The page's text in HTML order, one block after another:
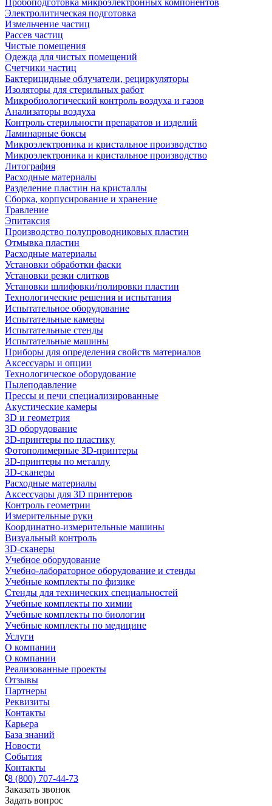
Пробоподготовка микроэлектронных компонентов
Электролитическая подготовка
Измельчение частиц
Рассев частиц
Чистые помещения
Одежда для чистых помещений
Счетчики частиц
Бактерицидные облучатели, рециркуляторы
Изоляторы для стерильных работ
Микробиологический контроль воздуха и газов
Анализаторы воздуха
Контроль стерильности препаратов и изделий
Ламинарные боксы
Микроэлектроника и кристальное производство
Микроэлектроника и кристальное производство
Литография
Расходные материалы
Разделение пластин на кристаллы
Сборка, корпусирование и хранение
Травление
Эпитаксия
Производство полупроводниковых пластин
Отмывка пластин
Расходные материалы
Установки обработки фаски
Установки резки слитков
Установки шлифовки/полировки пластин
Технологические решения и испытания
Испытательное оборудование
Испытательные камеры
Испытательные стенды
Испытательные машины
Приборы для определения свойств материалов
Аксессуары и опции
Технологическое оборудование
Пылеподавление
Прессы и печи специализированные
Акустические камеры
3D и геометрия
3D оборудование
3D-принтеры по пластику
Фотополимерные 3D-принтеры
3D-принтеры по металлу
3D-сканеры
Расходные материалы
Аксессуары для 3D принтеров
Контроль геометрии
Измерительные руки
Координатно-измерительные машины
Визуальный контроль
3D-сканеры
Учебное оборудование
Учебно-лабораторное оборудование и стенды
Учебные комплекты по физике
Стенды для технических специальностей
Учебные комплекты по химии
Учебные комплекты по биологии
Учебные комплекты по медицине
Услуги
О компании
О компании
Реализованные проекты
Отзывы
Партнеры
Реквизиты
Контакты
Карьера
База знаний
Новости
События
Контакты
8 (800) 707-44-73
Заказать звонок
Задать вопрос